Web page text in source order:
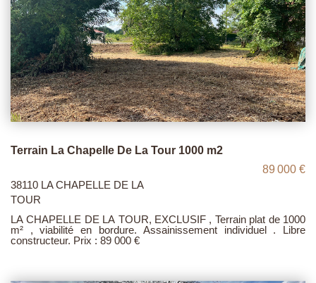
Terrain La Chapelle De La Tour 1000 m2
89 000 €
38110 LA CHAPELLE DE LA
TOUR
LA CHAPELLE DE LA TOUR, EXCLUSIF , Terrain plat de 1000
m² , viabilité en bordure. Assainissement individuel . Libre
constructeur. Prix : 89 000 €